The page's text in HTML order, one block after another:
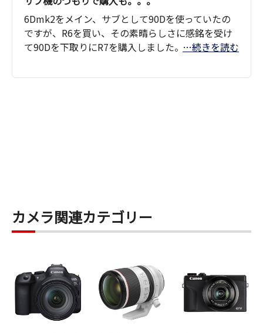
使い勝手も良く 愛機となりました。１００-４０
０のズームも購入を考えています。
6Dmk2をメイン、サブとして90Dを使っていたの
ですが、R6を買い、その素晴らしさに感銘を受け
て90Dを下取りにR7を購入しました。位置付けと
パクトさからR7ばかり持ち歩いています。操作性
…続きを読む
カメラ関連カテゴリー